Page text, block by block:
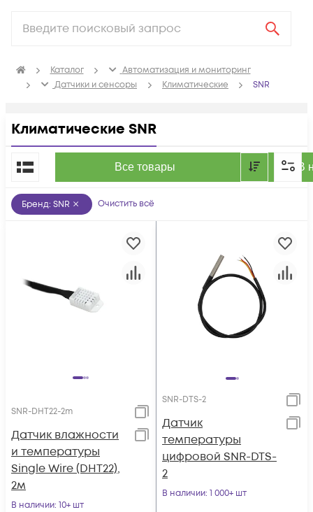
Каталог
Автоматизация и мониторинг
Датчики и сенсоры
Климатические SNR
Климатические SNR
Все товары В
По популярности
Бренд: SNR Очистить всё
SNR-DHT22-2m
Датчик влажности
и температуры
Single Wire (DHT22),
2м
В наличии: 10+ шт
SNR-DTS-2
Датчик
температуры
цифровой SNR-DTS-
2
В наличии: 1 000+ шт